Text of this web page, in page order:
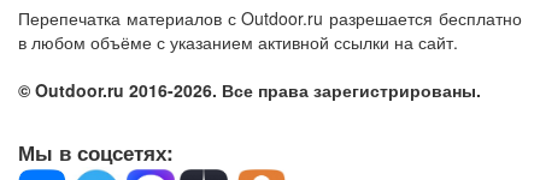
Перепечатка материалов с Outdoor.ru разрешается бесплатно
в любом объёме с указанием активной ссылки на сайт.
© Outdoor.ru 2016-2026. Все права зарегистрированы.
Мы в соцсетях: